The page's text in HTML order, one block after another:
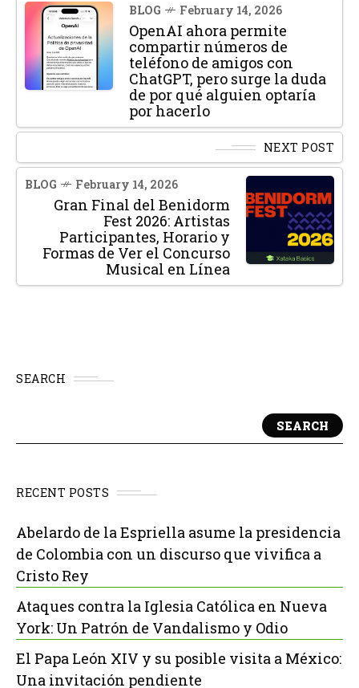
BLOG February 14, 2026
OpenAI ahora permite
compartir números de
teléfono de amigos con
ChatGPT, pero surge la duda
de por qué alguien optaría
por hacerlo
NEXT POST
BLOG February 14, 2026
Gran Final del Benidorm
Fest 2026: Artistas
Participantes, Horario y
Formas de Ver el Concurso
Musical en Línea
SEARCH
SEARCH
RECENT POSTS
Abelardo de la Espriella asume la presidencia
de Colombia con un discurso que vivifica a
Cristo Rey
Ataques contra la Iglesia Católica en Nueva
York: Un Patrón de Vandalismo y Odio
El Papa León XIV y su posible visita a México:
Una invitación pendiente